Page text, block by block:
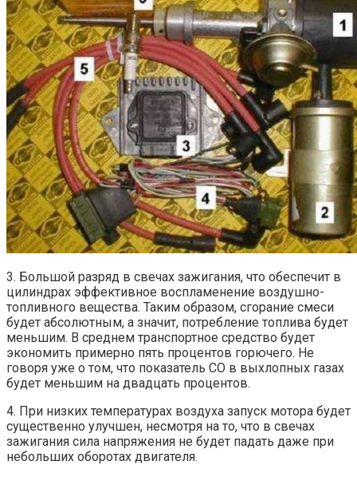
3. Большой разряд в свечах зажигания, что обеспечит в
цилиндрах эффективное воспламенение воздушно-
топливного вещества. Таким образом, сгорание смеси
будет абсолютным, а значит, потребление топлива будет
меньшим. В среднем транспортное средство будет
экономить примерно пять процентов горючего. Не
говоря уже о том, что показатель СО в выхлопных газах
будет меньшим на двадцать процентов.
4. При низких температурах воздуха запуск мотора будет
существенно улучшен, несмотря на то, что в свечах
зажигания сила напряжения не будет падать даже при
небольших оборотах двигателя.